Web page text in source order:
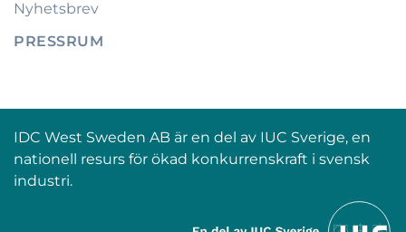
Nyhetsbrev
PRESSRUM
IDC West Sweden AB är en del av IUC Sverige, en
nationell resurs för ökad konkurrenskraft i svensk
industri.